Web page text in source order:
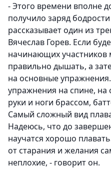
- Этого времени вполне
получило заряд
рассказывает один из
Вячеслав Горев. Если
начинающих участников
правильно дышать, а
на основные
упражнения на спине, на
руки и ноги брассом,
Самый сложный вид
Надеюсь, что до
научатся хорошо
от старания и желания
неплохие, - говорит он.